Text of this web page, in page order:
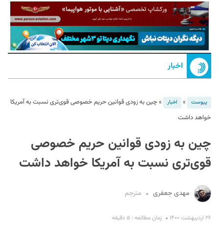
اخبار
پیوست » اخبار » چین به زودی قوانین حریم خصوصی قوی‌تری نسبت به آمریکا
خواهد داشت
چین به زودی قوانین حریم خصوصی
قوی‌تری نسبت به آمریکا خواهد داشت
مهدی جعفری مترجم
۲۶ اردیبهشت ۱۴۰۰ زمان مطالعه : ۵ دقیقه